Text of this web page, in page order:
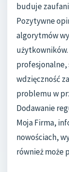
buduje
Pozytywne
algorytmów
profesjonalne,
wdzięczność
problemu w
Dodawanie
Moja Firma,
nowościach,
również może